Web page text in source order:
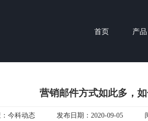
首页 产品
营销邮件方式如此多，
今科动态 发布日期： 2020-09-05